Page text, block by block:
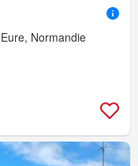
Normandie